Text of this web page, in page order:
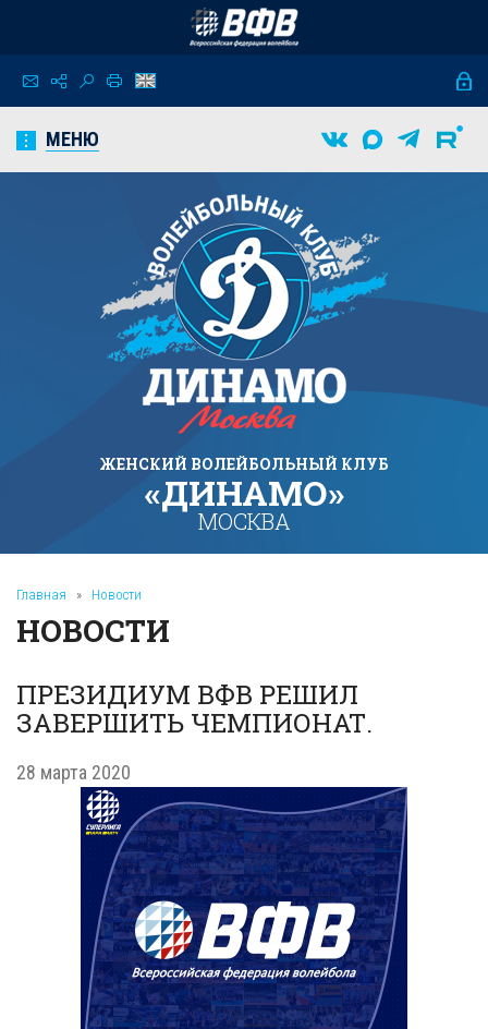
МЕНЮ
ЖЕНСКИЙ ВОЛЕЙБОЛЬНЫЙ КЛУБ
«ДИНАМО»
МОСКВА
Главная » Новости
НОВОСТИ
ПРЕЗИДИУМ ВФВ РЕШИЛ
ЗАВЕРШИТЬ ЧЕМПИОНАТ.
28 марта 2020